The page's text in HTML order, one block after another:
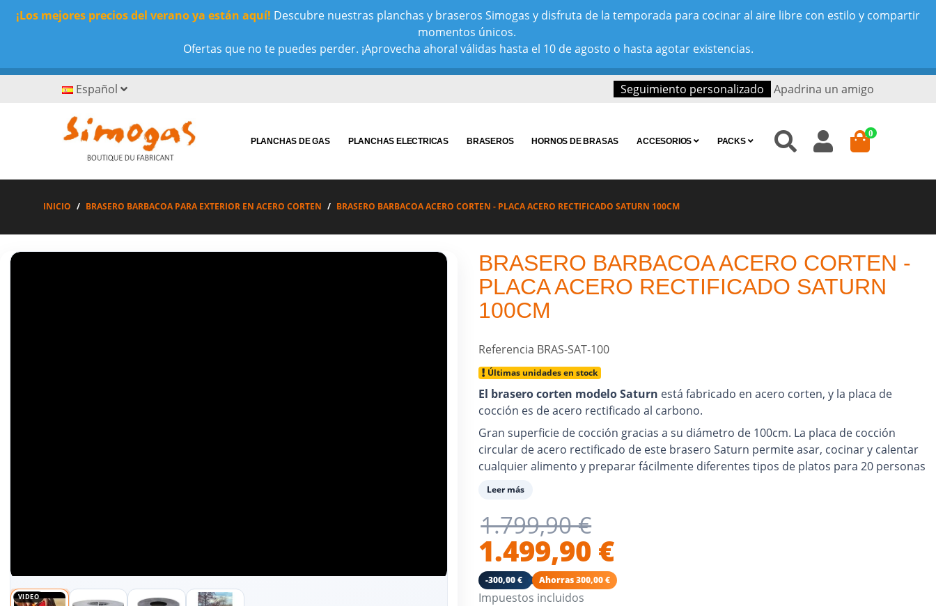
¡Los mejores precios del verano ya están aquí! Descubre nuestras planchas y braseros Simogas y disfruta de la temporada para cocinar al aire libre con estilo y compartir
momentos únicos.
Ofertas que no te puedes perder. ¡Aprovecha ahora! válidas hasta el 10 de agosto o hasta agotar existencias.
Español Seguimiento personalizado Apadrina un amigo
PLANCHAS DE GAS PLANCHAS ELECTRICAS BRASEROS HORNOS DE BRASAS ACCESORIOS PACKS
0
INICIO BRASERO BARBACOA PARA EXTERIOR EN ACERO CORTEN BRASERO BARBACOA ACERO CORTEN - PLACA ACERO RECTIFICADO SATURN 100CM
BRASERO BARBACOA ACERO CORTEN -
PLACA ACERO RECTIFICADO SATURN
100CM
Referencia BRAS-SAT-100
Últimas unidades en stock
El brasero corten modelo Saturn está fabricado en acero corten, y la placa de
cocción es de acero rectificado al carbono.
Gran superficie de cocción gracias a su diámetro de 100cm. La placa de cocción
circular de acero rectificado de este brasero Saturn permite asar, cocinar y calentar
cualquier alimento y preparar fácilmente diferentes tipos de platos para 20 personas
o más.
de cocción.
Cajón para cenizas incluido.
Su fuego también convierte su jardín en un espacio acogedor y cálido.
Leer más
1.799,90 €
1.499,90 €
-300,00 € Ahorras 300,00 €
Impuestos incluidos
VIDEO